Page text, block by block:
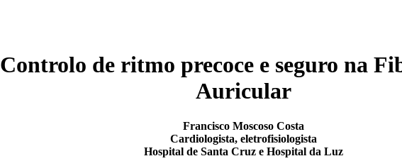
Controlo de ritmo precoce e seguro na
Auricular
Francisco Moscoso Costa
Cardiologista, eletrofisiologista
Hospital de Santa Cruz e Hospital da Luz